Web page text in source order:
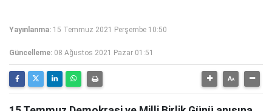
Yayınlanma: 15 Temmuz 2021 Perşembe 10:50
Güncelleme: 08 Ağustos 2021 Pazar 01:51